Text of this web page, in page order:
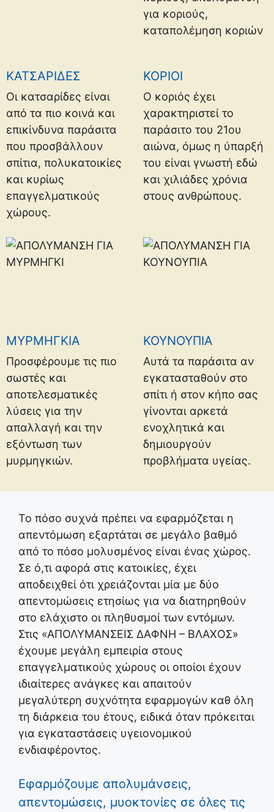
ΚΑΤΣΑΡΙΔΕΣ
Οι κατσαρίδες είναι
από τα πιο κοινά και
επικίνδυνα παράσιτα
που προσβάλλουν
σπίτια, πολυκατοικίες
και κυρίως
επαγγελματικούς
χώρους.
ΚΟΡΙΟΙ
Ο κοριός έχει
χαρακτηριστεί το
παράσιτο του 21ου
αιώνα, όμως η ύπαρξή
του είναι γνωστή εδώ
και χιλιάδες χρόνια
στους ανθρώπους.
ΜΥΡΜΗΓΚΙΑ
Προσφέρουμε τις πιο
σωστές και
αποτελεσματικές
λύσεις για την
απαλλαγή και την
εξόντωση των
μυρμηγκιών.
ΚΟΥΝΟΥΠΙΑ
Αυτά τα παράσιτα αν
εγκατασταθούν στο
σπίτι ή στον κήπο σας
γίνονται αρκετά
ενοχλητικά και
δημιουργούν
προβλήματα υγείας.
Το πόσο συχνά πρέπει να εφαρμόζεται η
απεντόμωση εξαρτάται σε μεγάλο βαθμό
από το πόσο μολυσμένος είναι ένας χώρος.
Σε ό,τι αφορά στις κατοικίες, έχει
αποδειχθεί ότι χρειάζονται μία με δύο
απεντομώσεις ετησίως για να διατηρηθούν
στο ελάχιστο οι πληθυσμοί των εντόμων.
Στις «ΑΠΟΛΥΜΑΝΣΕΙΣ ΔΑΦΝΗ – ΒΛΑΧΟΣ»
έχουμε μεγάλη εμπειρία στους
επαγγελματικούς χώρους οι οποίοι έχουν
ιδιαίτερες ανάγκες και απαιτούν
μεγαλύτερη συχνότητα εφαρμογών καθ όλη
τη διάρκεια του έτους, ειδικά όταν πρόκειται
για εγκαταστάσεις υγειονομικού
ενδιαφέροντος.
Εφαρμόζουμε απολυμάνσεις,
απεντομώσεις, μυοκτονίες σε όλες τις